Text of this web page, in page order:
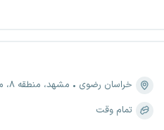
خراسان رضوی
مشهد، منطقه ۸، میدان عدل خمینی
تمام وقت